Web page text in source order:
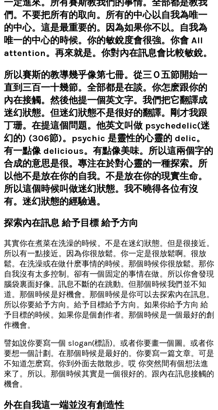
一定進來。所有賽斯教我們的事情。全部都是教我
們。不要把所有的取向。所有的中心以自我為唯一
的中心。這是最重要的。因為如果你不以。自我為
唯一的中心的時候。你的敏銳度會很強。你會 All
attention。再來就是。你對內在訊息會比較敏銳。
所以賽斯的教導幾乎像第七冊。從三Ｏ五節開始一
直到三百一十幾節。全部都是在談。你怎麽跟你的
內在接觸。然後他提一個英文字。我們把它翻譯成
迷幻狀態。但迷幻狀態不是很好的翻譯。剛才我跟
丁珊。在提這個問題。他英文叫做 psychedelic(迷
幻的) (306節)。psychic 是靈性的心靈的 delic。
有一點像 delicious。有點像美味。所以這兩個字的
合成的意思是很。專注在於對心靈的一種探索。所
以他不是放在你的自我。不是放在你的現實生命。
所以這個時候叫做迷幻狀態。我不曉得各位有沒
有。迷幻狀態的經驗過。
探索內在訊息 給予目標 給予方向
其實你在煮菜在洗澡的時候。不是在迷幻狀態。但是很接近。
所以有一點接近。因為你很放鬆。你一定是很放鬆啊。很放
鬆。在洗澡或在做什麽事情的時候。那個時候你很放鬆。那你
自我沒有太多控制。卻有一個固定的事情在做。所以你會發現
腦袋裏面好像。訊息不斷的在跳動。但那個時候我們並不知
道。那個時候是好機會。那個時候是你可以去探索內在訊息。
所以你要給予方向。給予目標給予方向。如果你給予方向 給
予目標的時候。如果你是個創作者。那個時候是一個最好的創
作機會。
譬如說你要寫一個 slogan(標語)。或者你要畫一個圖。或者你
要想一個計劃。在那個時候是最好的。你要寫一篇文章。可是
不知道怎麽寫。你到外面去散散步。哎 你突然間有個想法進
來了。所以。那個時候其實是一個很好的。跟內在訊息接觸的
機會。
外在自我這一端並沒有創造性